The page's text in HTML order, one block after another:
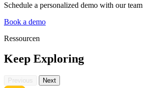
Schedule a personalized demo with our team
Book a demo
Ressourcen
Keep Exploring
Previous Next